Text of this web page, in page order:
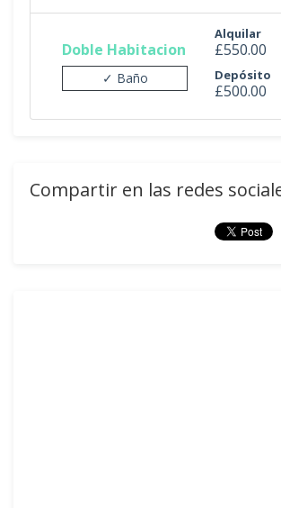
Doble Habitacion
✓ Baño
Alquilar
£550.00
Depósito
£500.00
Compartir en las redes